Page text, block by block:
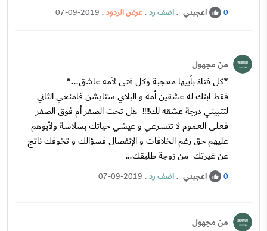
0 اعجبني .اضف رد.عرض الردود.
07-09-2019
من مجهول
*كل فتاة بأبيها معجبة وكل فتى لأمه عاشق....*
فقط ابنك له عشقين أمه و البلاي ستايشن فامنعي الثاني
لتتبيني درجة عشقه لك!!!! هل تحت الصفر أم فوق الصفر
فعلى العموم لا تتسرعي و عيشي حياتك بسلاسة ولأبوهم
عليهم حق رغم الخلافات و الإنفصال فسؤالك و تخوفك ناتج
عن غيرتك من زوجة طليقك...
0 اعجبني .اضف رد.
07-09-2019
من مجهول